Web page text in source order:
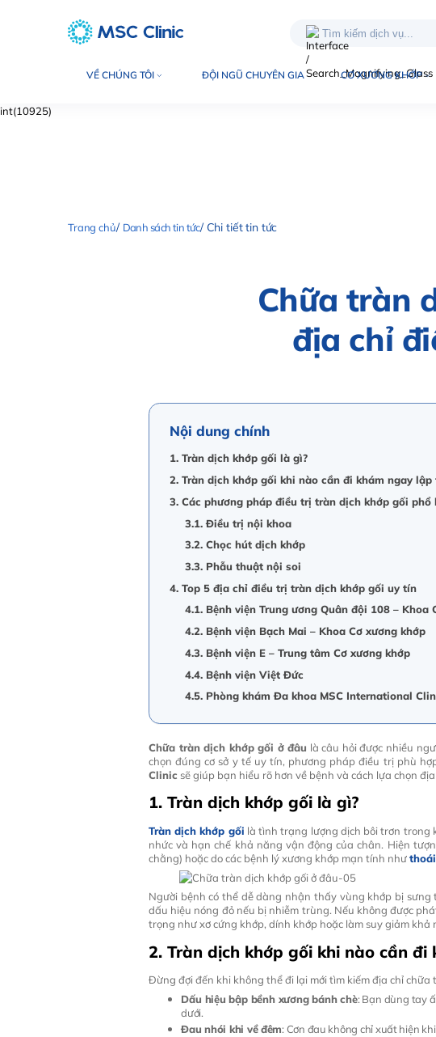
VỀ CHÚNG TÔI ĐỘI NGŨ CHUYÊN GIA CƠ XƯƠNG KHỚP
int(10925)
Trang chủ Danh sách tin tức Chi tiết tin tức
Chữa tràn
địa chỉ
Nội dung chính
1. Tràn dịch khớp gối là gì?
2. Tràn dịch khớp gối khi nào cần đi khám ngay lập
3. Các phương pháp điều trị tràn dịch khớp gối phổ
3.1. Điều trị nội khoa
3.2. Chọc hút dịch khớp
3.3. Phẫu thuật nội soi
4. Top 5 địa chỉ điều trị tràn dịch khớp gối uy tín
4.1. Bệnh viện Trung ương Quân đội 108 –
4.2. Bệnh viện Bạch Mai – Khoa Cơ xương khớp
4.3. Bệnh viện E – Trung tâm Cơ xương khớp
4.4. Bệnh viện Việt Đức
4.5. Phòng khám Đa khoa MSC International
Chữa tràn dịch khớp gối ở đâu là câu hỏi được nhiều
chọn đúng cơ sở y tế uy tín, phương pháp điều trị phù
Clinic sẽ giúp bạn hiểu rõ hơn về bệnh và cách lựa chọn
1. Tràn dịch khớp gối là gì?
Tràn dịch khớp gối là tình trạng lượng dịch bôi trơn trong
nhức và hạn chế khả năng vận động của chân. Hiện
chằng) hoặc do các bệnh lý xương khớp mạn tính như
Người bệnh có thể dễ dàng nhận thấy vùng khớp bị sưng
dấu hiệu nóng đỏ nếu bị nhiễm trùng. Nếu không được
trọng như xơ cứng khớp, dính khớp hoặc làm suy giảm khả
2. Tràn dịch khớp gối khi nào cần đi
Đừng đợi đến khi không thể đi lại mới tìm kiếm địa chỉ chữa
Dấu hiệu bập bềnh xương bánh chè: Bạn dùng tay
dưới.
Đau nhói khi về đêm: Cơn đau không chỉ xuất hiện